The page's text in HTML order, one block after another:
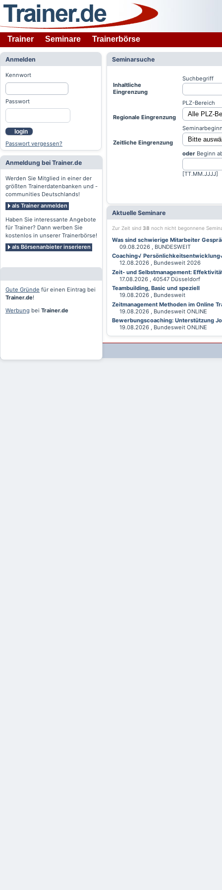
Trainer Seminare Trainerbörse
Anmelden
Kennwort
Passwort
login
Passwort vergessen?
Anmeldung bei Trainer.de
Werden Sie Mitglied in einer der
größten Trainerdatenbanken und -
communities Deutschlands!
als Trainer anmelden
Haben Sie interessante Angebote
für Trainer? Dann werben Sie
kostenlos in unserer Trainerbörse!
als Börsenanbieter inserieren
Gute Gründe für einen Eintrag bei
Trainer.de!
Werbung bei Trainer.de
Seminarsuche
Inhaltliche
Eingrenzung
Suchbegriff
Regionale Eingrenzung
PLZ-Bereich
Zeitliche Eingrenzung
oder Beginn
[TT.MM.JJJJ]
Aktuelle Seminare
Zur Zeit sind 38 noch nicht begonnene
Was sind schwierige Mitarbeiter
09.08.2026 , BUNDESWEIT
Coaching√
12.08.2026 , Bundesweit 2026
Zeit- und Selbstmanagement:
17.08.2026 , 40547 Düsseldorf
Teambuilding, Basic und speziell
19.08.2026 , Bundesweit
Zeitmanagement Methoden im Online
19.08.2026 , Bundesweit ONLINE
Bewerbungscoaching: Unterstützung
19.08.2026 , Bundesweit ONLINE